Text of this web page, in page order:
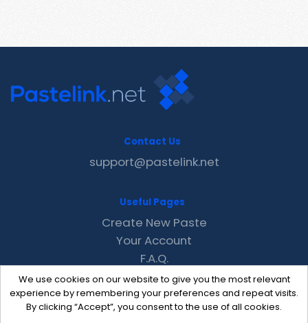
We use cookies on our website to give you the most relevant
experience by remembering your preferences and repeat visits.
By clicking “Accept”, you consent to the use of all cookies.
Contact Us
support@pastelink.net
Useful Pages
Create New Paste
Your Account
F.A.Q.
Recent
Contact